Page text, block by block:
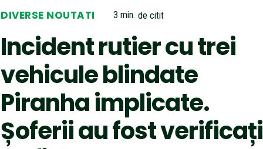
DIVERSE NOUTATI 3 min. de citit
Incident rutier cu trei
vehicule blindate
Piranha implicate.
Șoferii au fost verificați